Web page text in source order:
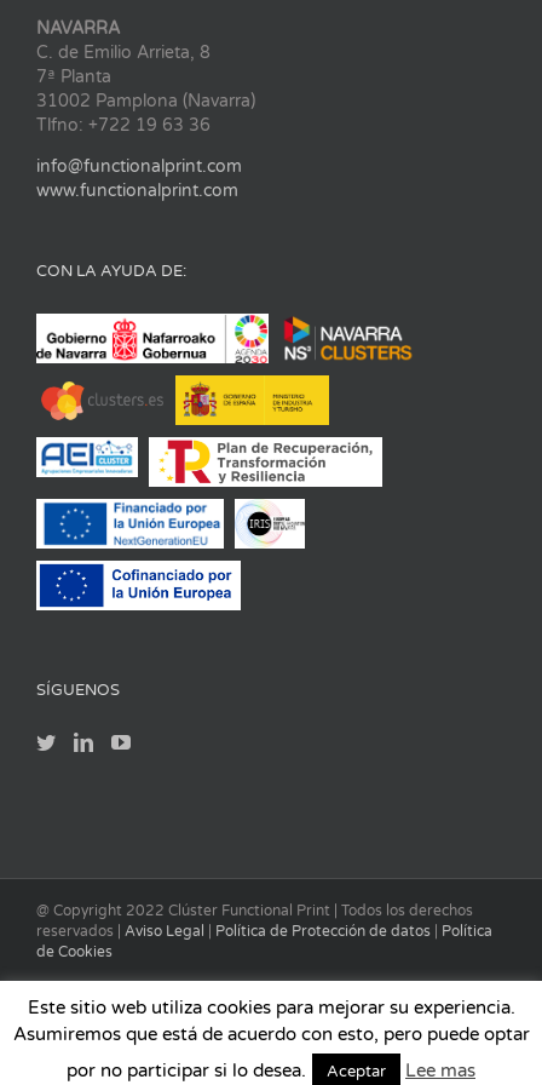
NAVARRA
C. de Emilio Arrieta, 8
7ª Planta
31002 Pamplona (Navarra)
Tlfno: +722 19 63 36
info@functionalprint.com
www.functionalprint.com
CON LA AYUDA DE:
SÍGUENOS
@ Copyright 2022 Clúster Functional Print | Todos los derechos
reservados | Aviso Legal Política de Protección de datos
Política
de Cookies
Este sitio web utiliza cookies para mejorar su experiencia.
Asumiremos que está de acuerdo con esto, pero puede optar
por no participar si lo desea.
Aceptar Lee mas